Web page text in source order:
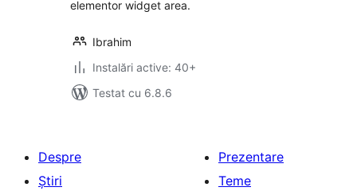
elementor widget area.
Ibrahim
Instalări active: 40+
Testat cu 6.8.6
Despre
Știri
Prezentare
Teme